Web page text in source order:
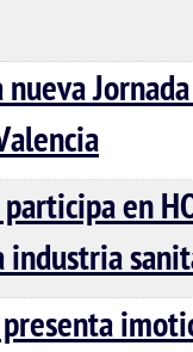
en
industria